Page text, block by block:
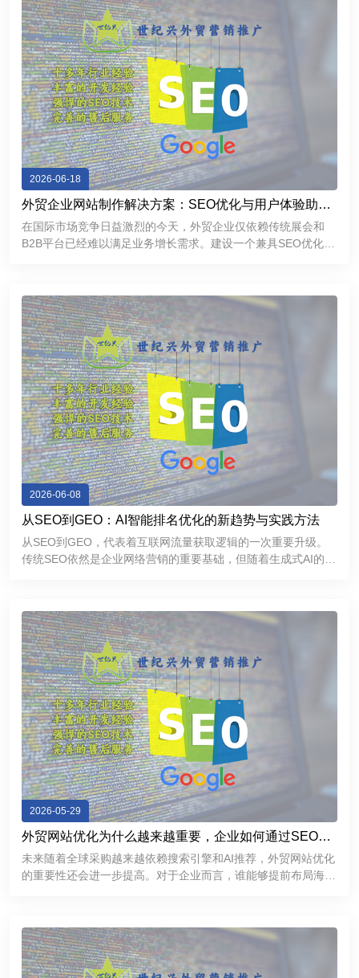
2026-06-18
外贸企业网站制作解决方案：SEO优化与用户体验助力
精准获客
在国际市场竞争日益激烈的今天，外贸企业仅依赖传统展会和
B2B平台已经难以满足业务增长需求。建设一个兼具SEO优化能
任感，提高询盘
2026-06-08
从SEO到GEO：AI智能排名优化的新趋势与实践方法
从SEO到GEO，代表着互联网流量获取逻辑的一次重要升级。
传统SEO依然是企业网络营销的重要基础，但随着生成式AI的普
2026-05-29
外贸网站优化为什么越来越重要，企业如何通过SEO获
取海外精准客户
未来随着全球采购越来越依赖搜索引擎和AI推荐，外贸网站优化
的重要性还会进一步提高。对于企业而言，谁能够提前布局海外